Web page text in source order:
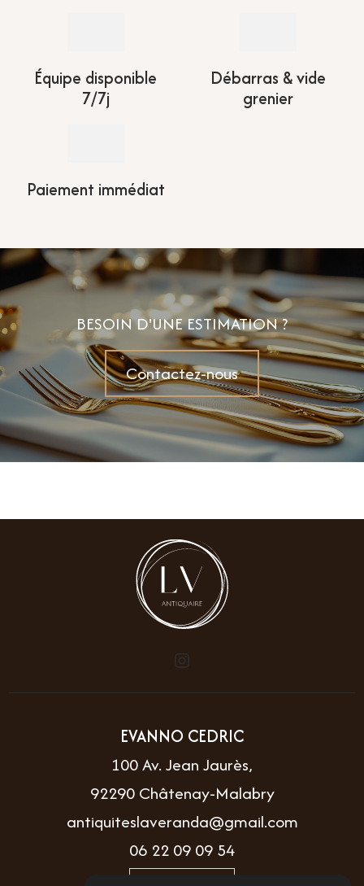
Équipe disponible
7/7j
Débarras & vide
grenier
Paiement immédiat
BESOIN D'UNE ESTIMATION ?
Contactez-nous
EVANNO CEDRIC
100 Av. Jean Jaurès,
92290 Châtenay-Malabry
antiquiteslaveranda@gmail.com
06 22 09 09 54